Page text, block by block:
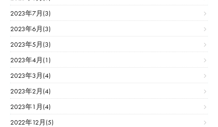
2023年7月(3)
2023年6月(3)
2023年5月(3)
2023年4月(1)
2023年3月(4)
2023年2月(4)
2023年1月(4)
2022年12月(5)